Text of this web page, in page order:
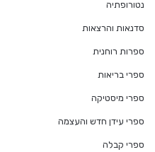
נטורופתיה
סדנאות והרצאות
ספרות רוחנית
ספרי בריאות
ספרי מיסטיקה
ספרי עידן חדש והעצמה
ספרי קבלה